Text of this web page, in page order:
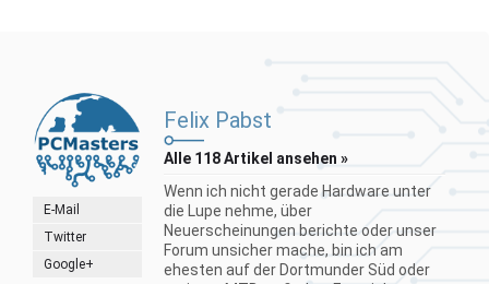
E-Mail
Twitter
Google+
Felix Pabst
Alle 118 Artikel ansehen »
Wenn ich nicht gerade Hardware unter
die Lupe nehme, über
Neuerscheinungen berichte oder unser
Forum unsicher mache, bin ich am
ehesten auf der Dortmunder Süd oder